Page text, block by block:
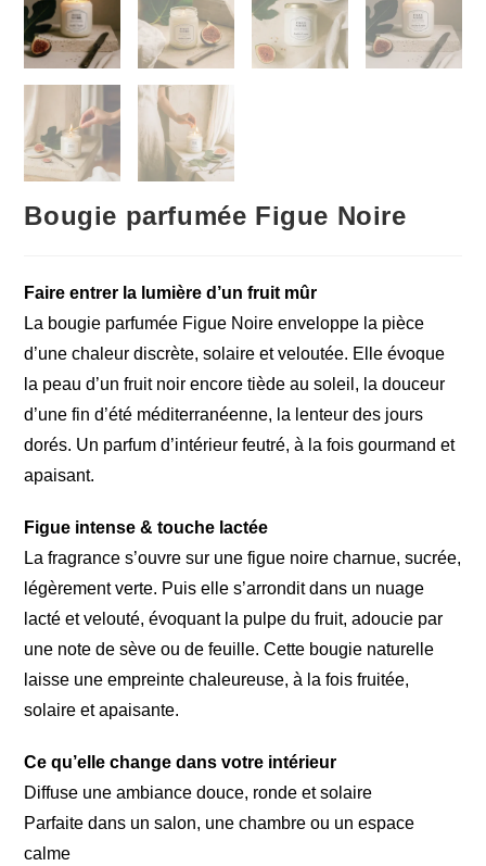
Bougie parfumée Figue Noire
Faire entrer la lumière d’un fruit mûr
La bougie parfumée Figue Noire enveloppe la pièce
d’une chaleur discrète, solaire et veloutée. Elle évoque
la peau d’un fruit noir encore tiède au soleil, la douceur
d’une fin d’été méditerranéenne, la lenteur des jours
dorés. Un parfum d’intérieur feutré, à la fois gourmand et
apaisant.
Figue intense & touche lactée
La fragrance s’ouvre sur une figue noire charnue, sucrée,
légèrement verte. Puis elle s’arrondit dans un nuage
lacté et velouté, évoquant la pulpe du fruit, adoucie par
une note de sève ou de feuille. Cette bougie naturelle
laisse une empreinte chaleureuse, à la fois fruitée,
solaire et apaisante.
Ce qu’elle change dans votre intérieur
Diffuse une ambiance douce, ronde et solaire
Parfaite dans un salon, une chambre ou un espace
calme